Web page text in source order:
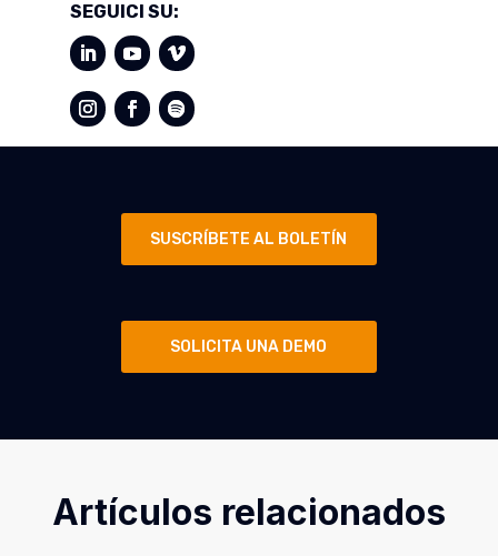
SEGUICI SU:
SUSCRÍBETE AL BOLETÍN
SOLICITA UNA DEMO
Artículos relacionados